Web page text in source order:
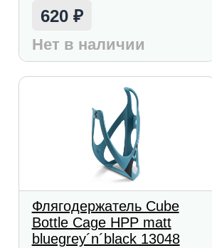
620 ₽
Нет в наличии
Флягодержатель Cube
Bottle Cage HPP matt
bluegrey´n´black 13048